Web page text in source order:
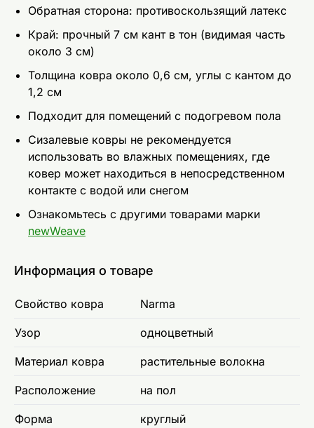
Обратная сторона: противоскользящий латекс
Край: прочный 7 см кант в тон (видимая часть
около 3 см)
Толщина ковра около 0,6 см, углы с кантом до
1,2 см
Подходит для помещений с подогревом пола
Сизалевые ковры не рекомендуется
использовать во влажных помещениях, где
ковер может находиться в непосредственном
контакте с водой или снегом
Ознакомьтесь с другими товарами марки
newWeave
Информация о товаре
Свойство ковра Narma
Узор одноцветный
Материал ковра растительные волокна
Расположение на пол
Форма круглый